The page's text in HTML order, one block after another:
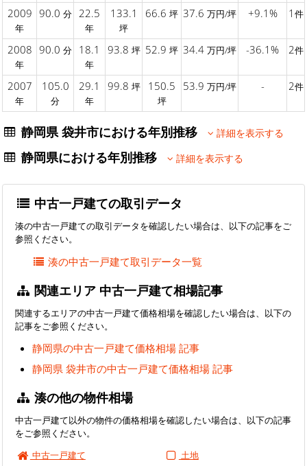
2009
年
90.0 分 22.5
年
133.1
坪
66.6 坪 37.6 万円/坪 +9.1% 1 件
2008
年
90.0 分 18.1
年
93.8 坪 52.9 坪 34.4 万円/坪 -36.1% 2件
2007
年
105.0
分
29.1
年
99.8 坪 150.5
坪
53.9 万円/坪 - 2件
静岡県 袋井市における年別推移 詳細を表示する
静岡県における年別推移 詳細を表示する
中古一戸建ての取引データ
湊の中古一戸建ての取引データを確認したい場合は、以下の記事をご
参照ください。
湊の中古一戸建て取引データ一覧
関連エリア 中古一戸建て相場記事
関連するエリアの中古一戸建て価格相場を確認したい場合は、以下の
記事をご参照ください。
静岡県の中古一戸建て価格相場 記事
静岡県 袋井市の中古一戸建て価格相場 記事
湊の他の物件相場
中古一戸建て以外の物件の価格相場を確認したい場合は、以下の記事
をご参照ください。
中古一戸建て
土地